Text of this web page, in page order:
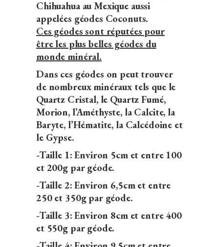
Chihuahua au Mexique aussi
appelées géodes Coconuts.
Ces géodes sont réputées pour
être les plus belles géodes du
monde minéral.
Dans ces géodes on peut trouver
de nombreux minéraux tels que le
Quartz Cristal, le Quartz Fumé,
Morion, l’Améthyste, la Calcite, la
Baryte, l’Hématite, la Calcédoine et
le Gypse.
-Taille 1: Environ 5cm et entre 100
et 200g par géode.
-Taille 2: Environ 6,5cm et entre
250 et 350g par géode.
-Taille 3: Environ 8cm et entre 400
et 550g par géode.